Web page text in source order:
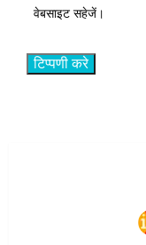
वेबसाइट सहेजें।